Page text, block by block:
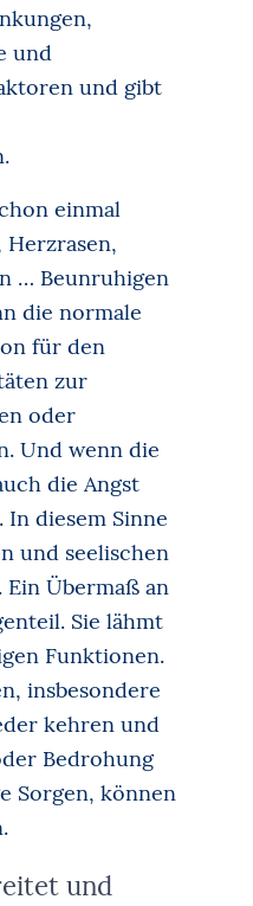
und
und gibt
einmal
… Beunruhigen
die normale
für den
zur
oder
Und wenn die
die Angst
diesem Sinne
und seelischen
Übermaß an
Sie lähmt
Funktionen.
insbesondere
kehren und
Bedrohung
Sorgen, können
und